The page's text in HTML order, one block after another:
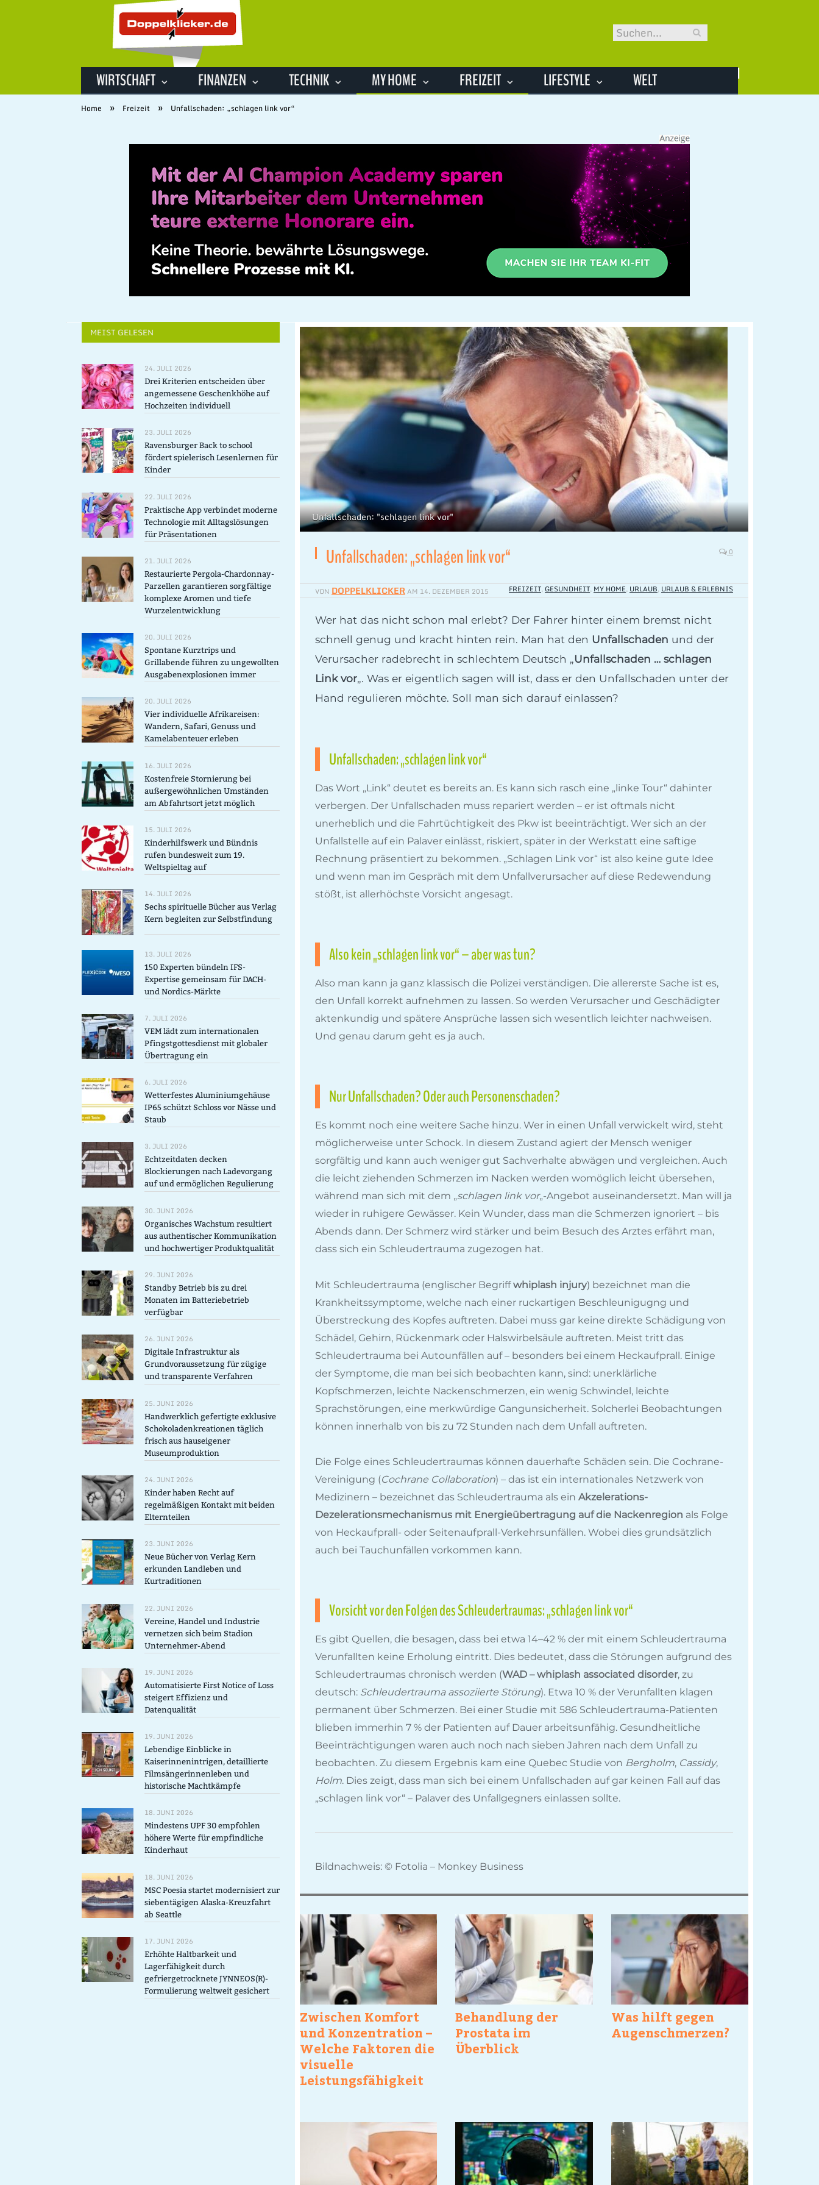
WIRTSCHAFT FINANZEN TECHNIK MY HOME FREIZEIT LIFESTYLE WELT
Home » Freizeit » Unfallschaden: „schlagen link vor“
Unfallschaden: "schlagen link vor"
Unfallschaden: „schlagen link vor“ 0
VON DOPPELKLICKERAM 14. DEZEMBER 2015 FREIZEIT, GESUNDHEIT, MY HOME, URLAUB, URLAUB & ERLEBNIS
Wer hat das nicht schon mal erlebt? Der Fahrer hinter einem bremst nicht
schnell genug und kracht hinten rein. Man hat den Unfallschaden und der
Verursacher radebrecht in schlechtem Deutsch „Unfallschaden … schlagen
Link vor„. Was er eigentlich sagen will ist, dass er den Unfallschaden unter der
Hand regulieren möchte. Soll man sich darauf einlassen?
Unfallschaden: „schlagen link vor“
Das Wort „Link“ deutet es bereits an. Es kann sich rasch eine „linke Tour“ dahinter
verbergen. Der Unfallschaden muss repariert werden – er ist oftmals nicht
unerheblich und die Fahrtüchtigkeit des Pkw ist beeinträchtigt. Wer sich an der
Unfallstelle auf ein Palaver einlässt, riskiert, später in der Werkstatt eine saftige
Rechnung präsentiert zu bekommen. „Schlagen Link vor“ ist also keine gute Idee
und wenn man im Gespräch mit dem Unfallverursacher auf diese Redewendung
stößt, ist allerhöchste Vorsicht angesagt.
Also kein „schlagen link vor“ – aber was tun?
Also man kann ja ganz klassisch die Polizei verständigen. Die allererste Sache ist es,
den Unfall korrekt aufnehmen zu lassen. So werden Verursacher und Geschädigter
aktenkundig und spätere Ansprüche lassen sich wesentlich leichter nachweisen.
Und genau darum geht es ja auch.
Nur Unfallschaden? Oder auch Personenschaden?
Es kommt noch eine weitere Sache hinzu. Wer in einen Unfall verwickelt wird, steht
möglicherweise unter Schock. In diesem Zustand agiert der Mensch weniger
sorgfältig und kann auch weniger gut Sachverhalte abwägen und vergleichen. Auch
die leicht ziehenden Schmerzen im Nacken werden womöglich leicht übersehen,
während man sich mit dem „schlagen link vor„-Angebot auseinandersetzt. Man will ja
wieder in ruhigere Gewässer. Kein Wunder, dass man die Schmerzen ignoriert – bis
Abends dann. Der Schmerz wird stärker und beim Besuch des Arztes erfährt man,
dass sich ein Schleudertrauma zugezogen hat.
Mit Schleudertrauma (englischer Begriffwhiplash injury) bezeichnet man die
Krankheitssymptome, welche nach einer ruckartigen Beschleunigugng und
Überstreckung des Kopfes auftreten. Dabei muss gar keine direkte Schädigung von
Schädel, Gehirn, Rückenmark oder Halswirbelsäule auftreten. Meist tritt das
Schleudertrauma bei Autounfällen auf – besonders bei einem Heckaufprall. Einige
der Symptome, die man bei sich beobachten kann, sind: unerklärliche
Kopfschmerzen, leichte Nackenschmerzen, ein wenig Schwindel, leichte
Sprachstörungen, eine merkwürdige Gangunsicherheit. Solcherlei Beobachtungen
können innerhalb von bis zu 72 Stunden nach dem Unfall auftreten.
Die Folge eines Schleudertraumas können dauerhafte Schäden sein. Die Cochrane-
Vereinigung (Cochrane Collaboration) – das ist ein internationales Netzwerk von
Medizinern – bezeichnet das Schleudertrauma als ein Akzelerations-
Dezelerationsmechanismus mit Energieübertragung auf die Nackenregion als Folge
von Heckaufprall- oder Seitenaufprall-Verkehrsunfällen. Wobei dies grundsätzlich
auch bei Tauchunfällen vorkommen kann.
Vorsicht vor den Folgen des Schleudertraumas: „schlagen link vor“
Es gibt Quellen, die besagen, dass bei etwa 14–42 % der mit einem Schleudertrauma
Verunfallten keine Erholung eintritt. Dies bedeutet, dass die Störungen aufgrund des
Schleudertraumas chronisch werden (WAD – whiplash associated disorder, zu
deutsch: Schleudertrauma assoziierte Störung). Etwa 10 % der Verunfallten klagen
permanent über Schmerzen. Bei einer Studie mit 586 Schleudertrauma-Patienten
blieben immerhin 7 % der Patienten auf Dauer arbeitsunfähig. Gesundheitliche
Beeinträchtigungen waren auch noch nach sieben Jahren nach dem Unfall zu
beobachten. Zu diesem Ergebnis kam eine Quebec Studie von Bergholm, Cassidy,
Holm. Dies zeigt, dass man sich bei einem Unfallschaden auf gar keinen Fall auf das
„schlagen link vor“ – Palaver des Unfallgegners einlassen sollte.
Bildnachweis: © Fotolia – Monkey Business
Zwischen Komfort
und Konzentration –
Welche Faktoren die
visuelle
Leistungsfähigkeit
Behandlung der
Prostata im
Überblick
Was hilft gegen
Augenschmerzen?
MEIST GELESEN
24. JULI 2026
Drei Kriterien entscheiden über
angemessene Geschenkhöhe auf
Hochzeiten individuell
23. JULI 2026
Ravensburger Back to school
fördert spielerisch Lesenlernen für
Kinder
22. JULI 2026
Praktische App verbindet moderne
Technologie mit Alltagslösungen
für Präsentationen
21. JULI 2026
Restaurierte Pergola-Chardonnay-
Parzellen garantieren sorgfältige
komplexe Aromen und tiefe
Wurzelentwicklung
20. JULI 2026
Spontane Kurztrips und
Grillabende führen zu ungewollten
Ausgabenexplosionen immer
20. JULI 2026
Vier individuelle Afrikareisen:
Wandern, Safari, Genuss und
Kamelabenteuer erleben
16. JULI 2026
Kostenfreie Stornierung bei
außergewöhnlichen Umständen
am Abfahrtsort jetzt möglich
15. JULI 2026
Kinderhilfswerk und Bündnis
rufen bundesweit zum 19.
Weltspieltag auf
14. JULI 2026
Sechs spirituelle Bücher aus Verlag
Kern begleiten zur Selbstfindung
13. JULI 2026
150 Experten bündeln IFS-
Expertise gemeinsam für DACH-
und Nordics-Märkte
7. JULI 2026
VEM lädt zum internationalen
Pfingstgottesdienst mit globaler
Übertragung ein
6. JULI 2026
Wetterfestes Aluminiumgehäuse
IP65 schützt Schloss vor Nässe und
Staub
3. JULI 2026
Echtzeitdaten decken
Blockierungen nach Ladevorgang
auf und ermöglichen Regulierung
30. JUNI 2026
Organisches Wachstum resultiert
aus authentischer Kommunikation
und hochwertiger Produktqualität
29. JUNI 2026
Standby Betrieb bis zu drei
Monaten im Batteriebetrieb
verfügbar
26. JUNI 2026
Digitale Infrastruktur als
Grundvoraussetzung für zügige
und transparente Verfahren
25. JUNI 2026
Handwerklich gefertigte exklusive
Schokoladenkreationen täglich
frisch aus hauseigener
Museumproduktion
24. JUNI 2026
Kinder haben Recht auf
regelmäßigen Kontakt mit beiden
Elternteilen
23. JUNI 2026
Neue Bücher von Verlag Kern
erkunden Landleben und
Kurtraditionen
22. JUNI 2026
Vereine, Handel und Industrie
vernetzen sich beim Stadion
Unternehmer-Abend
19. JUNI 2026
Automatisierte First Notice of Loss
steigert Effizienz und
Datenqualität
19. JUNI 2026
Lebendige Einblicke in
Kaiserinnenintrigen, detaillierte
Filmsängerinnenleben und
historische Machtkämpfe
18. JUNI 2026
Mindestens UPF 30 empfohlen
höhere Werte für empfindliche
Kinderhaut
18. JUNI 2026
MSC Poesia startet modernisiert zur
siebentägigen Alaska-Kreuzfahrt
ab Seattle
17. JUNI 2026
Erhöhte Haltbarkeit und
Lagerfähigkeit durch
gefriergetrocknete JYNNEOS(R)-
Formulierung weltweit gesichert